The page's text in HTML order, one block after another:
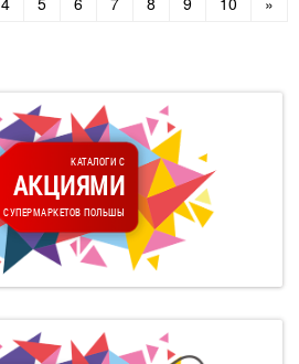
КАТАЛОГИ С
АКЦИЯМИ
СУПЕРМАРКЕТОВ ПОЛЬШЫ